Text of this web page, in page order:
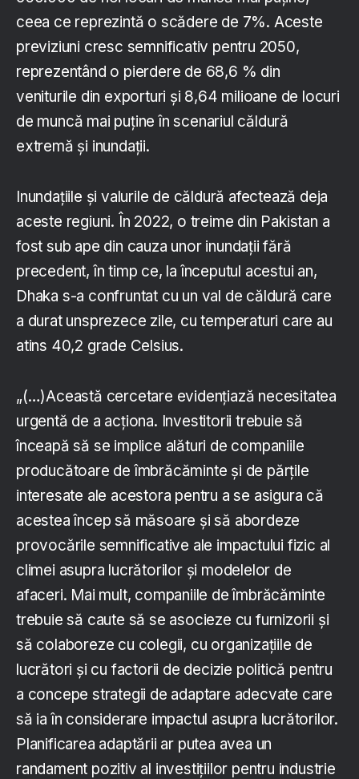
ceea ce reprezintă o scădere de 7%. Aceste
previziuni cresc semnificativ pentru 2050,
reprezentând o pierdere de 68,6 % din
veniturile din exporturi și 8,64 milioane de locuri
de muncă mai puține în scenariul căldură
extremă și inundații.
Inundațiile și valurile de căldură afectează deja
aceste regiuni. În 2022, o treime din Pakistan a
fost sub ape din cauza unor inundații fără
precedent, în timp ce, la începutul acestui an,
Dhaka s-a confruntat cu un val de căldură care
a durat unsprezece zile, cu temperaturi care au
atins 40,2 grade Celsius.
„(…)Această cercetare evidențiază necesitatea
urgentă de a acționa. Investitorii trebuie să
înceapă să se implice alături de companiile
producătoare de îmbrăcăminte și de părțile
interesate ale acestora pentru a se asigura că
acestea încep să măsoare și să abordeze
provocările semnificative ale impactului fizic al
climei asupra lucrătorilor și modelelor de
afaceri. Mai mult, companiile de îmbrăcăminte
trebuie să caute să se asocieze cu furnizorii și
să colaboreze cu colegii, cu organizațiile de
lucrători și cu factorii de decizie politică pentru
a concepe strategii de adaptare adecvate care
să ia în considerare impactul asupra lucrătorilor.
Planificarea adaptării ar putea avea un
randament pozitiv al investițiilor pentru industrie